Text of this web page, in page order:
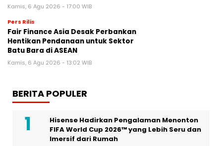
Kamis, 6 Agu 2026 - 17:00 WIB
Pers Rilis
Fair Finance Asia Desak Perbankan
Hentikan Pendanaan untuk Sektor
Batu Bara di ASEAN
Kamis, 6 Agu 2026 - 13:02 WIB
BERITA POPULER
Hisense Hadirkan Pengalaman Menonton
FIFA World Cup 2026™ yang Lebih Seru dan
Imersif dari Rumah